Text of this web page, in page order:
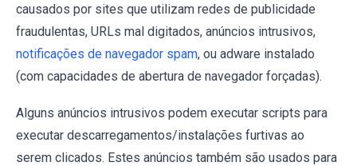
causados por sites que utilizam redes de publicidade
fraudulentas, URLs mal digitados, anúncios intrusivos,
notificações de navegador spam, ou adware instalado
(com capacidades de abertura de navegador forçadas).
Alguns anúncios intrusivos podem executar scripts para
executar descarregamentos/instalações furtivas ao
serem clicados. Estes anúncios também são usados para